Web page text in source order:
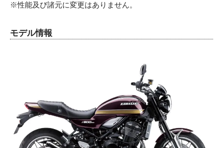
※性能及び諸元に変更はありません。
モデル情報